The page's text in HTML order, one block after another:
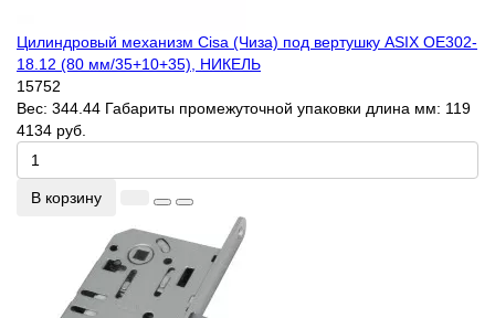
Цилиндровый механизм Cisa (Чиза) под вертушку ASIX OE302-
18.12 (80 мм/35+10+35), НИКЕЛЬ
15752
Вес: 344.44 Габариты промежуточной упаковки длина мм: 119
4134 руб.
В корзину